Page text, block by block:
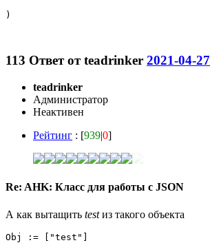
)
113 Ответ отteadrinker 2021-04-
teadrinker
Администратор
Неактивен
Рейтинг : [939|0]
Re: AHK: Класс для работы с JSON
А как вытащить testиз такого объекта
Obj := ["test"]